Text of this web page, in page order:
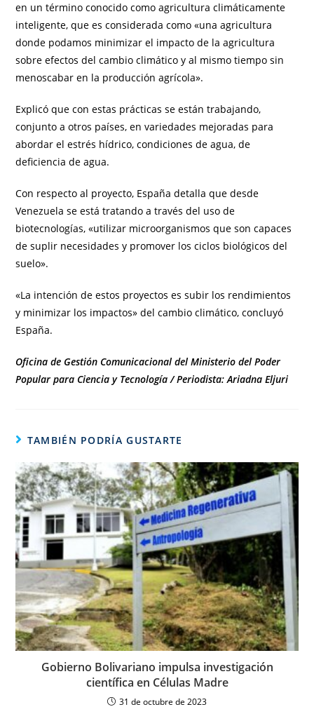
en un término conocido como agricultura climáticamente
inteligente, que es considerada como «una agricultura
donde podamos minimizar el impacto de la agricultura
sobre efectos del cambio climático y al mismo tiempo sin
menoscabar en la producción agrícola».
Explicó que con estas prácticas se están trabajando,
conjunto a otros países, en variedades mejoradas para
abordar el estrés hídrico, condiciones de agua, de
deficiencia de agua.
Con respecto al proyecto, España detalla que desde
Venezuela se está tratando a través del uso de
biotecnologías, «utilizar microorganismos que son capaces
de suplir necesidades y promover los ciclos biológicos del
suelo».
«La intención de estos proyectos es subir los rendimientos
y minimizar los impactos» del cambio climático, concluyó
España.
Oficina de Gestión Comunicacional del Ministerio del Poder
Popular para Ciencia y Tecnología / Periodista: Ariadna Eljuri
TAMBIÉN PODRÍA GUSTARTE
Gobierno Bolivariano impulsa investigación
científica en Células Madre
31 de octubre de 2023